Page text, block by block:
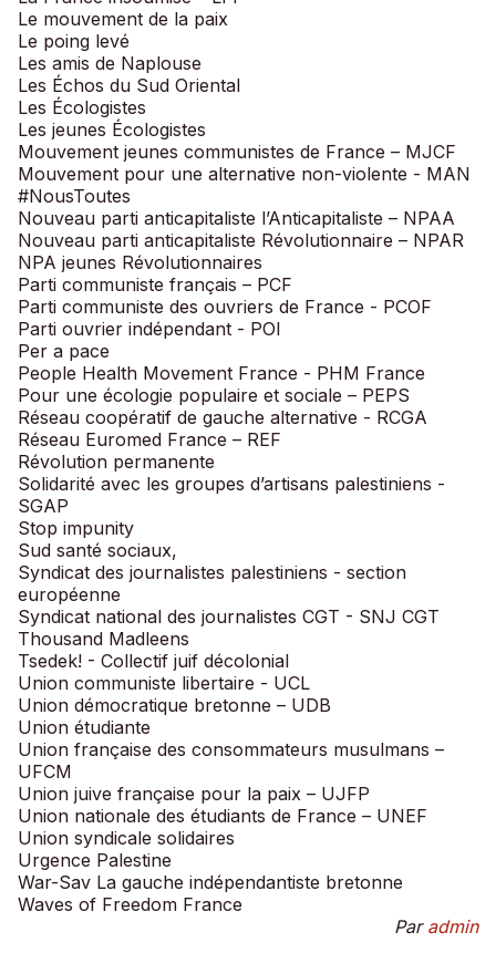
Le mouvement de la paix
Le poing levé
Les amis de Naplouse
Les Échos du Sud Oriental
Les Écologistes
Les jeunes Écologistes
Mouvement jeunes communistes de France – MJCF
Mouvement pour une alternative non-violente - MAN
#NousToutes
Nouveau parti anticapitaliste l’Anticapitaliste – NPAA
Nouveau parti anticapitaliste Révolutionnaire – NPAR
NPA jeunes Révolutionnaires
Parti communiste français – PCF
Parti communiste des ouvriers de France - PCOF
Parti ouvrier indépendant - POI
Per a pace
People Health Movement France - PHM France
Pour une écologie populaire et sociale – PEPS
Réseau coopératif de gauche alternative - RCGA
Réseau Euromed France – REF
Révolution permanente
Solidarité avec les groupes d’artisans palestiniens -
SGAP
Stop impunity
Sud santé sociaux,
Syndicat des journalistes palestiniens - section
européenne
Syndicat national des journalistes CGT - SNJ CGT
Thousand Madleens
Tsedek! - Collectif juif décolonial
Union communiste libertaire - UCL
Union démocratique bretonne – UDB
Union étudiante
Union française des consommateurs musulmans –
UFCM
Union juive française pour la paix – UJFP
Union nationale des étudiants de France – UNEF
Union syndicale solidaires
Urgence Palestine
War-Sav La gauche indépendantiste bretonne
Waves of Freedom France
Par admin